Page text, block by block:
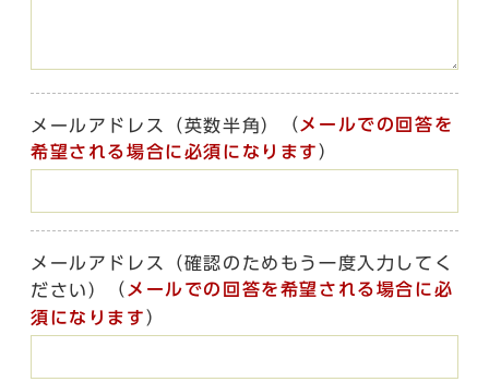
メールアドレス（英数半角） （ メールでの回答を
希望される場合に必須になります ）
メールアドレス（確認のためもう一度入力してく
ださい）
（ メールでの回答を希望される場合に必
須になります ）